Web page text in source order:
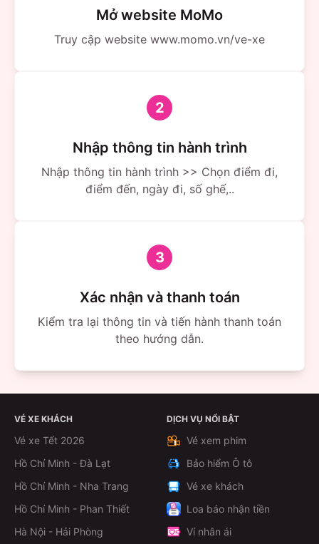
Mở website MoMo
Truy cập website www.momo.vn/ve-xe
2
Nhập thông tin hành trình
Nhập thông tin hành trình >> Chọn điểm đi,
điểm đến, ngày đi, số ghế,..
3
Xác nhận và thanh toán
Kiểm tra lại thông tin và tiến hành thanh toán
theo hướng dẫn.
VÉ XE KHÁCH
Vé xe Tết 2026
Hồ Chí Minh - Đà Lạt
Hồ Chí Minh - Nha Trang
Hồ Chí Minh - Phan Thiết
Hà Nội - Hải Phòng
DỊCH VỤ NỔI BẬT
Vé xem phim
Bảo hiểm Ô tô
Vé xe khách
Loa báo nhận tiền
Ví nhân ái